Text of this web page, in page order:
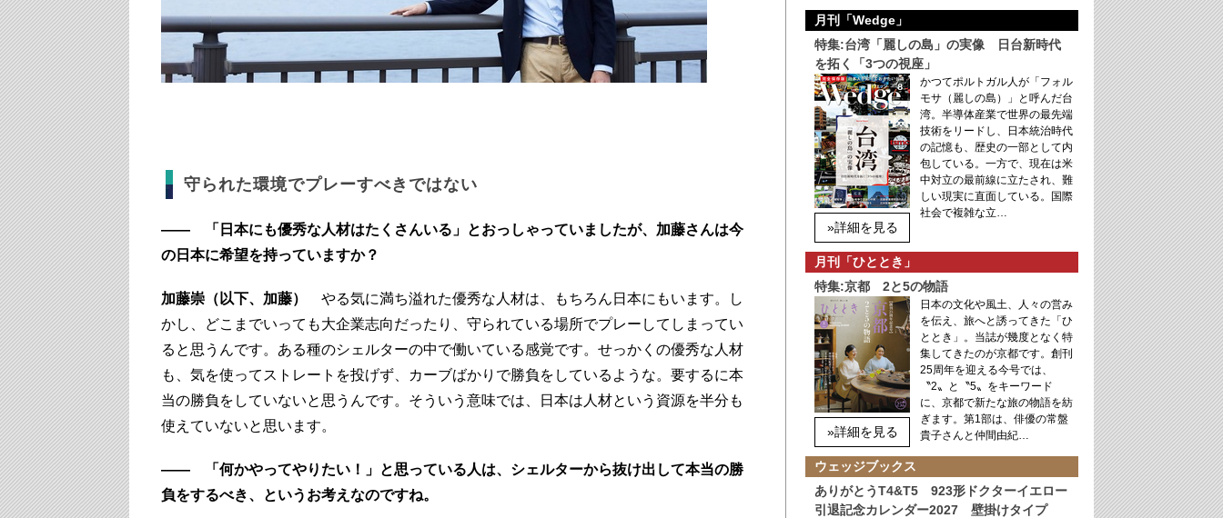
守られた環境でプレーすべきではない
―― 「日本にも優秀な人材はたくさんいる」とおっしゃっていましたが、加藤さんは今
の日本に希望を持っていますか？
加藤崇（以下、加藤）
やる気に満ち溢れた優秀な人材は、もちろん日本にもいます。し
かし、どこまでいっても大企業志向だったり、守られている場所でプレーしてしまってい
ると思うんです。ある種のシェルターの中で働いている感覚です。せっかくの優秀な人材
も、気を使ってストレートを投げず、カーブばかりで勝負をしているような。要するに本
当の勝負をしていないと思うんです。そういう意味では、日本は人材という資源を半分も
使えていないと思います。
―― 「何かやってやりたい！」と思っている人は、シェルターから抜け出して本当の勝
負をするべき、というお考えなのですね。
月刊「Wedge」
特集:台湾「麗しの島」の実像 日台新時代
を拓く「3つの視座」
»詳細を見る
かつてポルトガル人が「フォル
モサ（麗しの島）」と呼んだ台
湾。半導体産業で世界の最先端
技術をリードし、日本統治時代
の記憶も、歴史の一部として内
包している。一方で、現在は米
中対立の最前線に立たされ、難
しい現実に直面している。国際
社会で複雑な立…
月刊「ひととき」
特集:京都 2と5の物語
»詳細を見る
日本の文化や風土、人々の営み
を伝え、旅へと誘ってきた「ひ
ととき」。当誌が幾度となく特
集してきたのが京都です。創刊
25周年を迎える今号では、
〝2〟と〝5〟をキーワード
に、京都で新たな旅の物語を紡
ぎます。第1部は、俳優の常盤
貴子さんと仲間由紀…
ウェッジブックス
ありがとうT4&T5 923形ドクターイエロー
引退記念カレンダー2027 壁掛けタイプ